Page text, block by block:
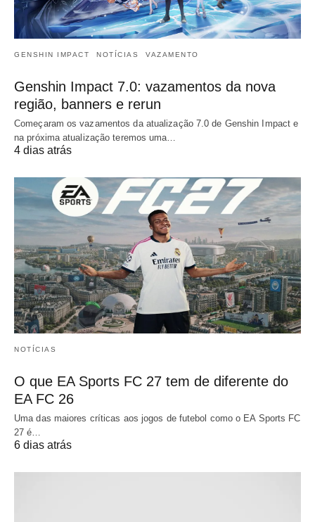
GENSHIN IMPACT NOTÍCIAS VAZAMENTO
Genshin Impact 7.0: vazamentos da nova
região, banners e rerun
Começaram os vazamentos da atualização 7.0 de Genshin Impact e
na próxima atualização teremos uma…
4 dias atrás
NOTÍCIAS
O que EA Sports FC 27 tem de diferente do
EA FC 26
Uma das maiores críticas aos jogos de futebol como o EA Sports FC
27 é…
6 dias atrás